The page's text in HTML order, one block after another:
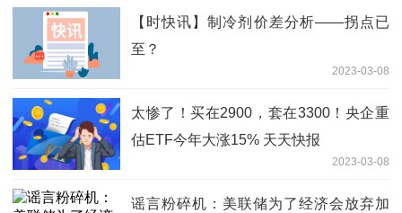
【时快讯】制冷剂价差分析——拐点已
至？
2023-03-08
太惨了！买在2900，套在3300！央企重
估ETF今年大涨15% 天天快报
2023-03-08
谣言粉碎机：美联储为了经济会放弃加